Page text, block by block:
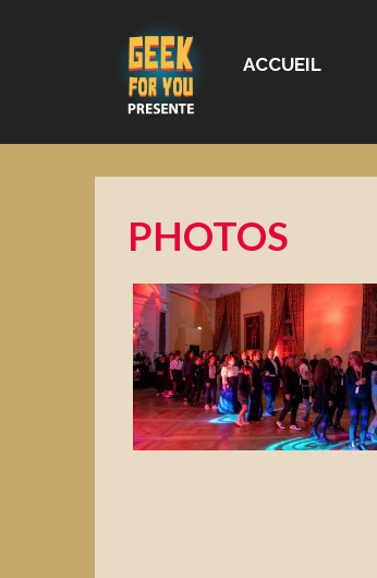
ACCUEIL
PHOTOS